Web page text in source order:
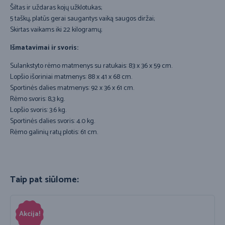
Šiltas ir uždaras kojų užklotukas;
5 taškų, platūs gerai saugantys vaiką saugos diržai;
Skirtas vaikams iki 22 kilogramų;
Išmatavimai ir svoris:
Sulankstyto rėmo matmenys su ratukais: 83 x 36 x 59 cm.
Lopšio išoriniai matmenys: 88 x 41 x 68 cm.
Sportinės dalies matmenys: 92 x 36 x 61 cm.
Rėmo svoris: 8,3 kg.
Lopšio svoris: 3.6 kg.
Sportinės dalies svoris: 4.0 kg.
Rėmo galinių ratų plotis: 61 cm.
Taip pat siūlome:
Akcija!